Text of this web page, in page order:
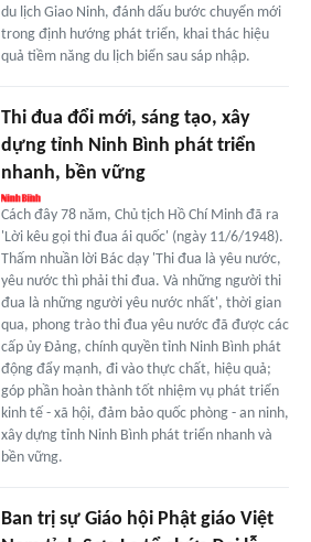
du lịch Giao Ninh, đánh dấu bước chuyển mới
trong định hướng phát triển, khai thác hiệu
quả tiềm năng du lịch biển sau sáp nhập.
Thi đua đổi mới, sáng tạo, xây
dựng tỉnh Ninh Bình phát triển
nhanh, bền vững
Cách đây 78 năm, Chủ tịch Hồ Chí Minh đã ra
'Lời kêu gọi thi đua ái quốc' (ngày 11/6/1948).
Thấm nhuần lời Bác dạy 'Thi đua là yêu nước,
yêu nước thì phải thi đua. Và những người thi
đua là những người yêu nước nhất', thời gian
qua, phong trào thi đua yêu nước đã được các
cấp ủy Đảng, chính quyền tỉnh Ninh Bình phát
động đẩy mạnh, đi vào thực chất, hiệu quả;
góp phần hoàn thành tốt nhiệm vụ phát triển
kinh tế - xã hội, đảm bảo quốc phòng - an ninh,
xây dựng tỉnh Ninh Bình phát triển nhanh và
bền vững.
Ban trị sự Giáo hội Phật giáo Việt